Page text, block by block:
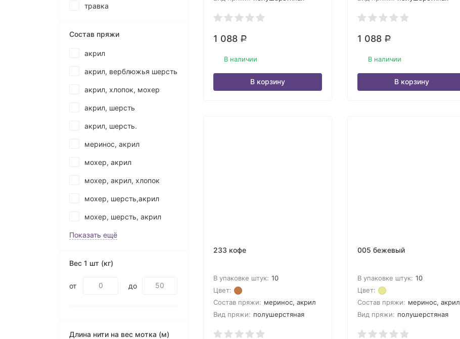
1 088 Р
В наличии
В корзину
1 088 Р
В наличии
В корзину
233 кофе
В упаковке штук: 10
Цвет:
Состав пряжи: меринос, акрил
Вид пряжи: полушерстяная
005 бежевый
В упаковке штук: 10
Цвет:
Состав пряжи: меринос, акрил
Вид пряжи: полушерстяная
травка
Состав пряжи
акрил
акрил, верблюжья шерсть
акрил, хлопок, мохер
акрил, шерсть
акрил, шерсть.
меринос, акрил
мохер, акрил
мохер, акрил, хлопок
мохер, шерсть,акрил
мохер, шерсть, акрил
Показать ещё
Вес 1 шт (кг)
от до
Длина нити на вес мотка (м)